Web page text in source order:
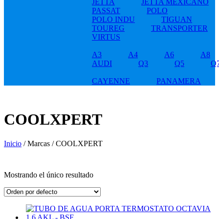
JETTA
JETTA MEXICANO
PASSAT
POLO
POLO INDU
TIGUAN
TOUREG
TRANSPORTER
VIRTUS
A3 A4 A6
A8
AUDI
Q3 Q5
CAYENNE PANAMERA
COOLXPERT
Inicio / Marcas / COOLXPERT
Mostrando el único resultado